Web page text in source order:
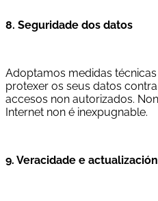
8. Seguridade dos datos
Adoptamos medidas
protexer os seus datos
accesos non autorizados.
Internet non é inexpugnable.
9. Veracidade e actualización